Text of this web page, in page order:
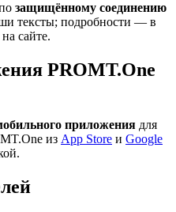
защищённому соединению
тексты; подробности — в
на сайте.
PROMT.One
приложения для
из App Store и Google